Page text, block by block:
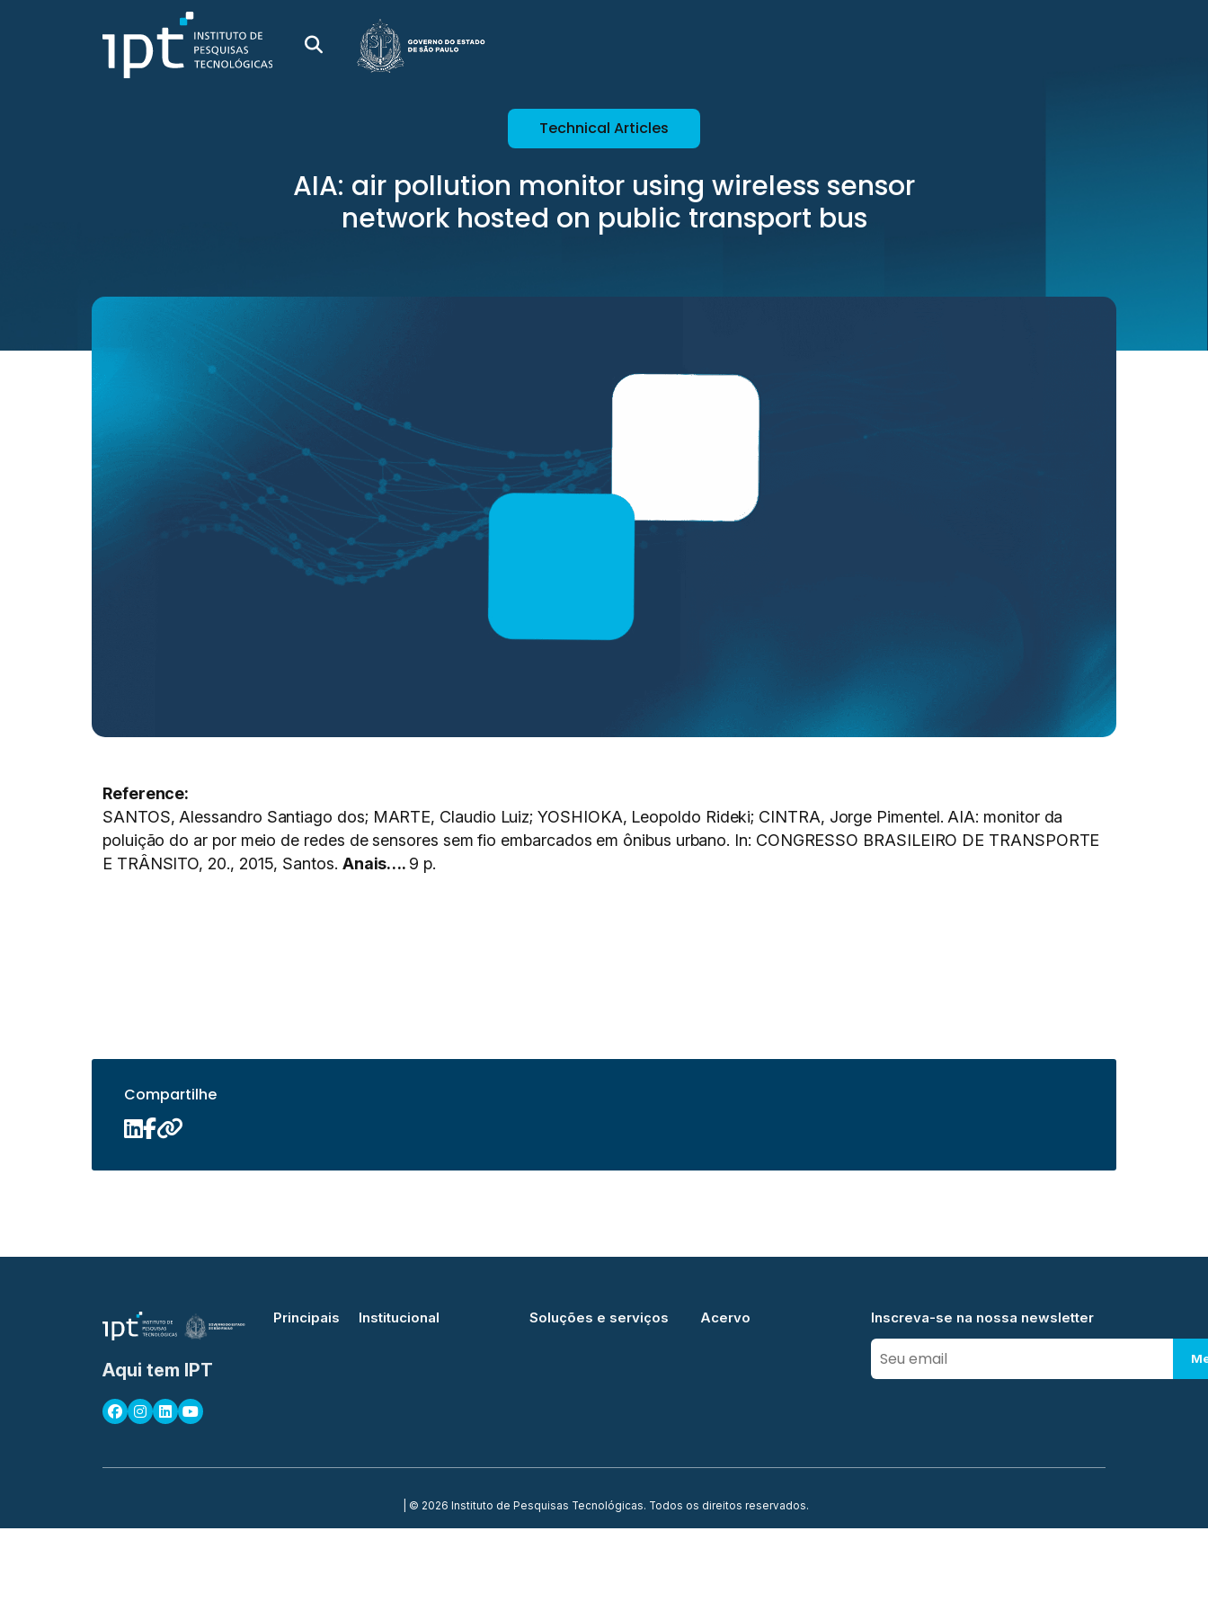
Technical Articles
AIA: air pollution monitor using wireless sensor
network hosted on public transport bus
Reference:
SANTOS, Alessandro Santiago dos; MARTE, Claudio Luiz; YOSHIOKA, Leopoldo Rideki; CINTRA, Jorge Pimentel. AIA: monitor da
poluição do ar por meio de redes de sensores sem fio embarcados em ônibus urbano. In: CONGRESSO BRASILEIRO DE TRANSPORTE
E TRÂNSITO, 20., 2015, Santos. Anais…. 9 p.
Compartilhe
Aqui tem IPT
Principais Institucional Soluções e serviços Acervo Inscreva-se na nossa newsletter
| © 2026 Instituto de Pesquisas Tecnológicas. Todos os direitos reservados.